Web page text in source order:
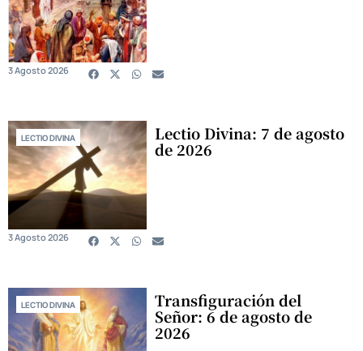
3 Agosto 2026
LECTIO DIVINA Lectio Divina: 7 de agosto
de 2026
3 Agosto 2026
LECTIO DIVINA Transfiguración del
Señor: 6 de agosto de
2026